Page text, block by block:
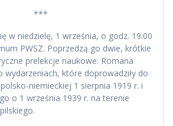
***
w niedzielę, 1 września, o godz. 19.00
PWSZ. Poprzedzą go dwie, krótkie
prelekcje naukowe: Romana
wydarzeniach, które doprowadziły do
niemieckiej 1 sierpnia 1919 r. i
o 1 września 1939 r. na terenie